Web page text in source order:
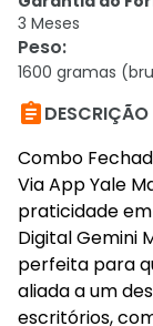
3 Meses
Peso:
1600 gramas

Combo
Via App Yale
praticidade
Digital Gemini
perfeita para
aliada a um
escritórios,